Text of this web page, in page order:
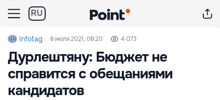
RU
Infotag 8 июля 2021, 08:20 4 073
Дурлештяну: Бюджет не
справится с обещаниями
кандидатов